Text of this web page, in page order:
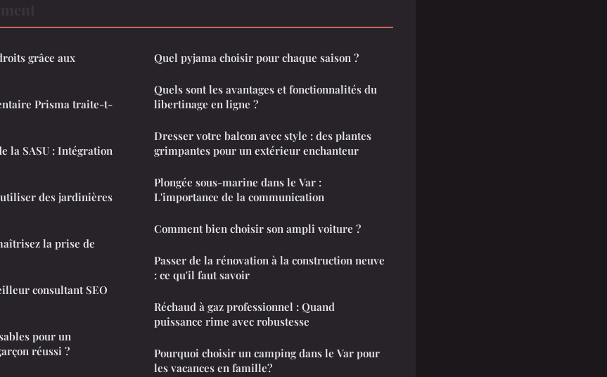
grâce aux
Prisma traite-t-
la SASU : Intégration
des jardinières
la prise de
consultant SEO
pour un
réussi ?
Quel pyjama choisir pour chaque saison ?
Quels sont les avantages et fonctionnalités du
libertinage en ligne ?
Dresser votre balcon avec style : des plantes
grimpantes pour un extérieur enchanteur
Plongée sous-marine dans le Var :
L'importance de la communication
Comment bien choisir son ampli voiture ?
Passer de la rénovation à la construction neuve
: ce qu'il faut savoir
Réchaud à gaz professionnel : Quand
puissance rime avec robustesse
Pourquoi choisir un camping dans le Var pour
les vacances en famille?